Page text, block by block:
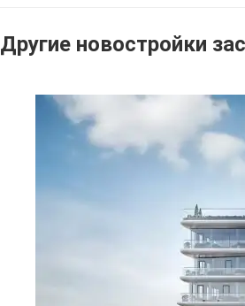
Другие новостройки